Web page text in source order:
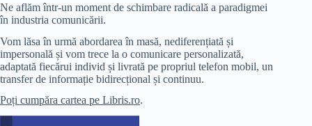
Ne aflăm într-un moment de schimbare radicală a paradigmei
în industria comunicării.
Vom lăsa în urmă abordarea în masă, nediferențiată și
impersonală și vom trece la o comunicare personalizată,
adaptată fiecărui individ și livrată pe propriul telefon mobil, un
transfer de informație bidirecțional și continuu.
Poți cumpăra cartea pe Libris.ro.